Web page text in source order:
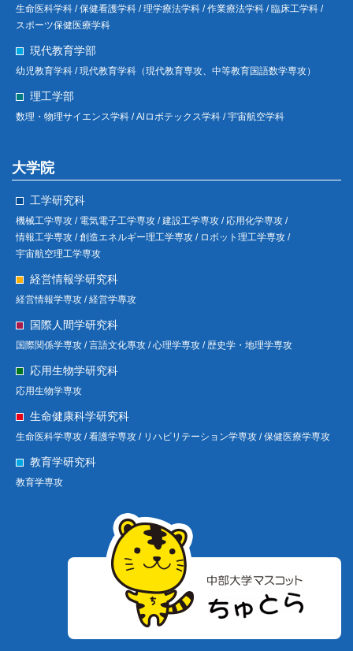
生命医科学科 / 保健看護学科 / 理学療法学科 / 作業療法学科 / 臨床工学科 /
スポーツ保健医療学科
現代教育学部
幼児教育学科 / 現代教育学科（現代教育専攻、中等教育国語数学専攻）
理工学部
数理・物理サイエンス学科 / Alロボテックス学科 / 宇宙航空学科
大学院
工学研究科
機械工学専攻 / 電気電子工学専攻 / 建設工学専攻 / 応用化学専攻 /
情報工学専攻 / 創造エネルギー理工学専攻 / ロボット理工学専攻 /
宇宙航空理工学専攻
経営情報学研究科
経営情報学専攻 / 経営学專攻
国際人間学研究科
国際関係学専攻 / 言語文化專攻 / 心理学専攻 / 歴史学・地理学専攻
応用生物学研究科
応用生物学専攻
生命健康科学研究科
生命医科学専攻 / 看護学専攻 / リハビリテーション学専攻 / 保健医療学専攻
教育学研究科
教育学専攻